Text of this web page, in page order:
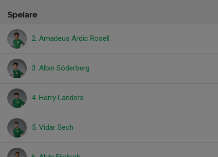
Spelare
2. Amadeus Ardic Rosell
3. Albin Söderberg
4. Harry Landers
5. Vidar Sech